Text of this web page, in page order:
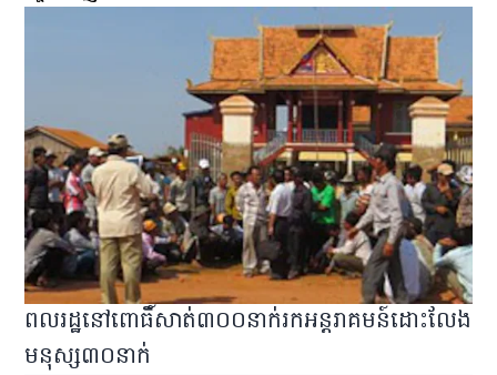
ពលរដ្ឋ​នៅ​ពោធិ៍សាត់​៣០០​នាក់​រក​អន្តរាគមន៍​ដោះលែង​
មនុស្ស​៣០​នាក់